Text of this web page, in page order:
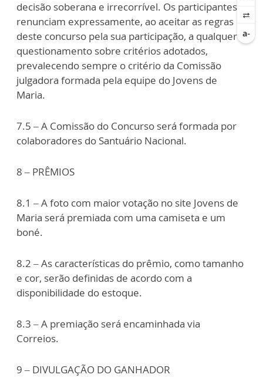
decisão soberana e irrecorrível. Os participantes
renunciam expressamente, ao aceitar as regras
deste concurso pela sua participação, a qualquer
questionamento sobre critérios adotados,
prevalecendo sempre o critério da Comissão
julgadora formada pela equipe do Jovens de
Maria.
7.5 – A Comissão do Concurso será formada por
colaboradores do Santuário Nacional.
8 – PRÊMIOS
8.1 – A foto com maior votação no site Jovens de
Maria será premiada com uma camiseta e um
boné.
8.2 – As características do prêmio, como tamanho
e cor, serão definidas de acordo com a
disponibilidade do estoque.
8.3 – A premiação será encaminhada via
Correios.
9 – DIVULGAÇÃO DO GANHADOR